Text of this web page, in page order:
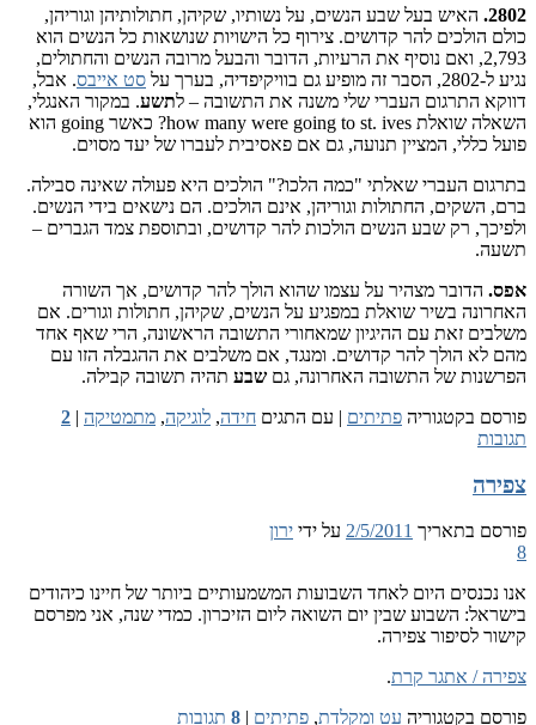
2802. האיש בעל שבע הנשים, על נשותיו, שקיהן, חתולותיהן וגוריהן,
כולם הולכים להר קדושים. צירוף כל הישויות שנושאות כל הנשים הוא
2,793, ואם נוסיף את הרעיות, הדובר והבעל מרובה הנשים והחתולים,
נגיע ל-2802, הסבר זה מופיע גם בוויקיפדיה, בערך על
סט אייבס. אבל,
דווקא התרגום העברי שלי משנה את התשובה – לתשע. במקור האנגלי,
השאלה שואלת how many were going to st. ives? כאשר going הוא
פועל כללי, המציין תנועה, גם אם פאסיבית לעברו של יעד מסוים.
בתרגום העברי שאלתי "כמה הלכו?" הולכים היא פעולה שאינה סבילה.
ברם, השקים, החתולות וגוריהן, אינם הולכים. הם נישאים בידי הנשים.
ולפיכך, רק שבע הנשים הולכות להר קדושים, ובתוספת צמד הגברים –
תשעה.
אפס. הדובר מצהיר על עצמו שהוא הולך להר קדושים, אך השורה
האחרונה בשיר שואלת במפגיע על הנשים, שקיהן, חתולות וגורים. אם
משלבים זאת עם ההיגיון שמאחורי התשובה הראשונה, הרי שאף אחד
מהם לא הולך להר קדושים. ומנגד, אם משלבים את ההגבלה הזו עם
הפרשנות של התשובה האחרונה, גם שבע תהיה תשובה קבילה.
פורסם בקטגוריה פתיתים | עם התגים חידה, לוגיקה, מתמטיקה |
2
תגובות
צפירה
פורסם בתאריך 2/5/2011 על ידי ירון
8
אנו נכנסים היום לאחד השבועות המשמעותיים ביותר של חיינו כיהודים
בישראל: השבוע שבין יום השואה ליום הזיכרון. כמדי שנה, אני מפרסם
קישור לסיפור צפירה.
צפירה / אתגר קרת.
פורסם בקטגוריה עט ומקלדת, פתיתים |
8 תגובות